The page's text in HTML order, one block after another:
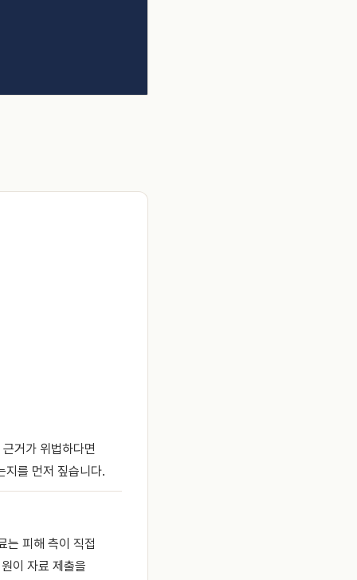
거가 위법하다면
지를 먼저 짚습니다.
는 피해 측이 직접
이 자료 제출을